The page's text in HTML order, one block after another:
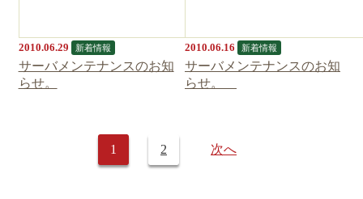
2010.06.29 新着情報
サーバメンテナンスのお知
らせ。
2010.06.16 新着情報
サーバメンテナンスのお知
らせ。
1 2 次へ